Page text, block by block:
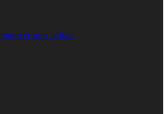
mes achats